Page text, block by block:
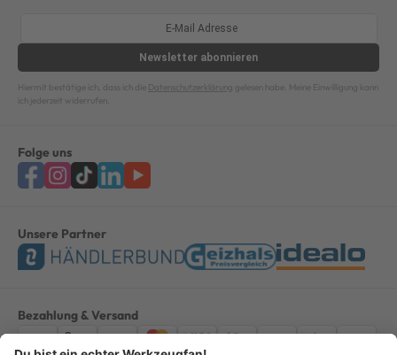
Newsletter abonnieren
Hiermit bestätige ich, dass ich die Datenschutzerklärung gelesen habe. Meine Einwilligung kann
ich jederzeit widerrufen.
Folge uns
Unsere Partner
Bezahlung & Versand